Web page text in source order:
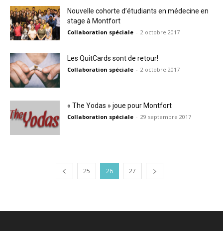
Nouvelle cohorte d’étudiants en médecine en
stage à Montfort
Collaboration spéciale - 2 octobre 2017
Les QuitCards sont de retour!
Collaboration spéciale - 2 octobre 2017
« The Yodas » joue pour Montfort
Collaboration spéciale - 29 septembre 2017
25 26 27